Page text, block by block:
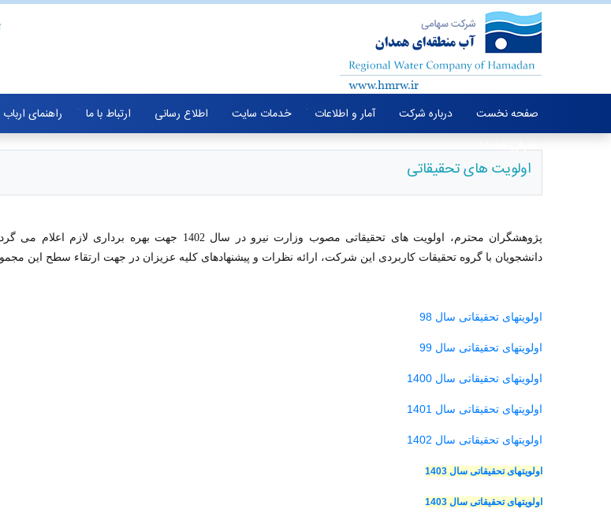
صفحه نخست درباره شرکت آمار و اطلاعات خدمات سایت اطلاع رسانی ارتباط با ما راهنمای
معرفی خدمات
اولویت های تحقیقاتی
پژوهشگران محترم، اولویت های تحقیقاتی مصوب وزارت نیرو در سال 1402 جهت بهره برداری لازم اعلام می گردد. ضمن
دانشجویان با گروه تحقیقات کاربردی این شرکت، ارائه نظرات و پیشنهادهای کلیه عزیزان در جهت ارتقاء سطح این
اولویتهای تحقیقاتی سال 98
اولویتهای تحقیقاتی سال 99
اولویتهای تحقیقاتی سال 1400
اولویتهای تحقیقاتی سال 1401
اولویتهای تحقیقاتی سال 1402
اولویتهای تحقیقاتی سال 1403
اولویتهای تحقیقاتی سال 1403